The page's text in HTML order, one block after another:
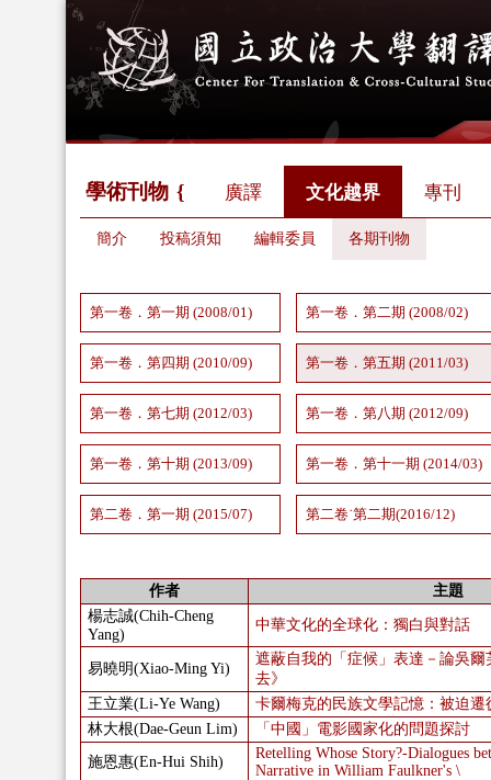
學術刊物 廣譯 文化越界 專刊
簡介 投稿須知 編輯委員 各期刊物
第一卷．第一期 (2008/01) 第一卷．第二期 (2008/02)
第一卷．第四期 (2010/09) 第一卷．第五期 (2011/03)
第一卷．第七期 (2012/03) 第一卷．第八期 (2012/09)
第一卷．第十期 (2013/09) 第一卷．第十一期 (2014/03)
第二卷．第一期 (2015/07) 第二卷˙第二期(2016/12)
作者
主題
楊志誠(Chih-Cheng
Yang)
中華文化的全球化：獨白與對話
易曉明(Xiao-Ming Yi)
遮蔽自我的「症候」表達－論吳
去》
王立業(Li-Ye Wang)
卡爾梅克的民族文學記憶：被迫遷
林大根(Dae-Geun Lim)
「中國」電影國家化的問題探討
施恩惠(En-Hui Shih)
Retelling Whose Story?-Dialogues
Narrative in William Faulkner's \